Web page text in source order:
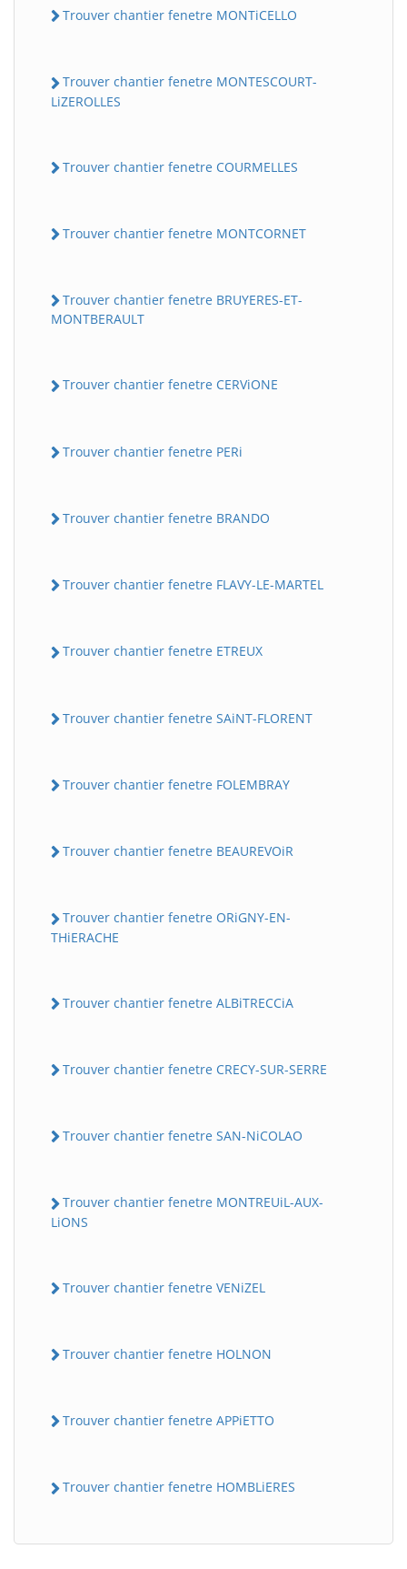
Trouver chantier fenetre MONTiCELLO
Trouver chantier fenetre MONTESCOURT-
LiZEROLLES
Trouver chantier fenetre COURMELLES
Trouver chantier fenetre MONTCORNET
Trouver chantier fenetre BRUYERES-ET-
MONTBERAULT
Trouver chantier fenetre CERViONE
Trouver chantier fenetre PERi
Trouver chantier fenetre BRANDO
Trouver chantier fenetre FLAVY-LE-MARTEL
Trouver chantier fenetre ETREUX
Trouver chantier fenetre SAiNT-FLORENT
Trouver chantier fenetre FOLEMBRAY
Trouver chantier fenetre BEAUREVOiR
Trouver chantier fenetre ORiGNY-EN-
THiERACHE
Trouver chantier fenetre ALBiTRECCiA
Trouver chantier fenetre CRECY-SUR-SERRE
Trouver chantier fenetre SAN-NiCOLAO
Trouver chantier fenetre MONTREUiL-AUX-
LiONS
Trouver chantier fenetre VENiZEL
Trouver chantier fenetre HOLNON
Trouver chantier fenetre APPiETTO
Trouver chantier fenetre HOMBLiERES